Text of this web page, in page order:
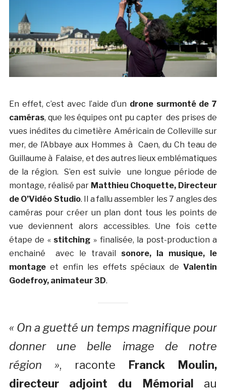
En effet, c’est avec l’aide d’un drone surmonté de 7
caméras, que les équipes ont pu capter des prises de
vues inédites du cimetière Américain de Colleville sur
mer, de l’Abbaye aux Hommes à Caen, du Ch teau de
Guillaume à Falaise, et des autres lieux emblématiques
de la région. S’en est suivie une longue période de
montage, réalisé par Matthieu Choquette, Directeur
de O’Vidéo Studio. Il a fallu assembler les 7 angles des
caméras pour créer un plan dont tous les points de
vue deviennent alors accessibles. Une fois cette
étape de « stitching » finalisée, la post-production a
enchainé avec le travail sonore, la musique, le
montageet enfin les effets spéciaux de Valentin
Godefroy, animateur 3D.
« On a guetté un temps magnifique pour
donner une belle image de notre
région », raconte
Franck Moulin,
directeur adjoint du Mémorial
au